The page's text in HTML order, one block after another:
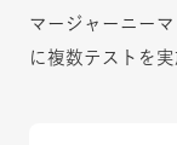
マージャーニー
に複数テストを実